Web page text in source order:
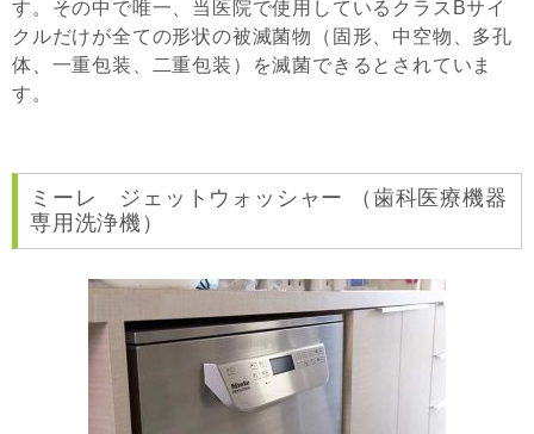
す。その中で唯一、当医院で使用しているクラスBサイ
クルだけが全ての形状の被滅菌物（固形、中空物、多孔
体、一重包装、二重包装）を滅菌できるとされていま
す。
ミーレ ジェットウォッシャー （歯科医療機器
専用洗浄機）